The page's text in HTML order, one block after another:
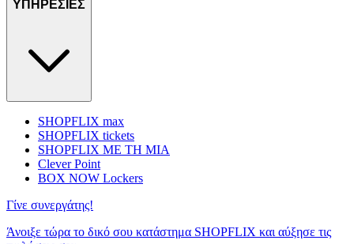
ΥΠΗΡΕΣΙΕΣ
SHOPFLIX max
SHOPFLIX tickets
SHOPFLIX ΜΕ ΤΗ ΜΙΑ
Clever Point
BOX NOW Lockers
Γίνε συνεργάτης!
Άνοιξε τώρα το δικό σου κατάστημα SHOPFLIX και αύξησε τις